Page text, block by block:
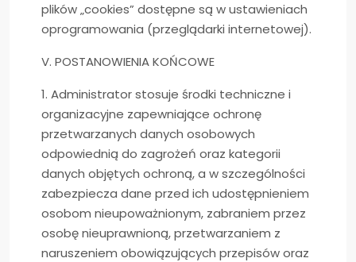
plików „cookies” dostępne są w ustawieniach
oprogramowania (przeglądarki internetowej).
V. POSTANOWIENIA KOŃCOWE
1. Administrator stosuje środki techniczne i
organizacyjne zapewniające ochronę
przetwarzanych danych osobowych
odpowiednią do zagrożeń oraz kategorii
danych objętych ochroną, a w szczególności
zabezpiecza dane przed ich udostępnieniem
osobom nieupoważnionym, zabraniem przez
osobę nieuprawnioną, przetwarzaniem z
naruszeniem obowiązujących przepisów oraz